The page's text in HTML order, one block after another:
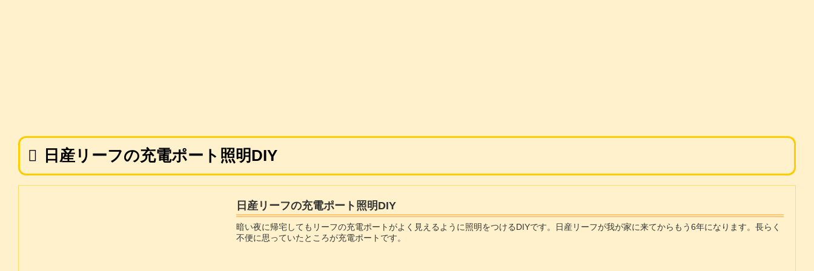
日産リーフの充電ポート照明DIY
日産リーフの充電ポート照明DIY
暗い夜に帰宅してもリーフの充電ポートがよく見えるように照明をつけるDIYです。日産リーフが我が家に来てからもう6年になります。長らく
不便に思っていたところが充電ポートです。